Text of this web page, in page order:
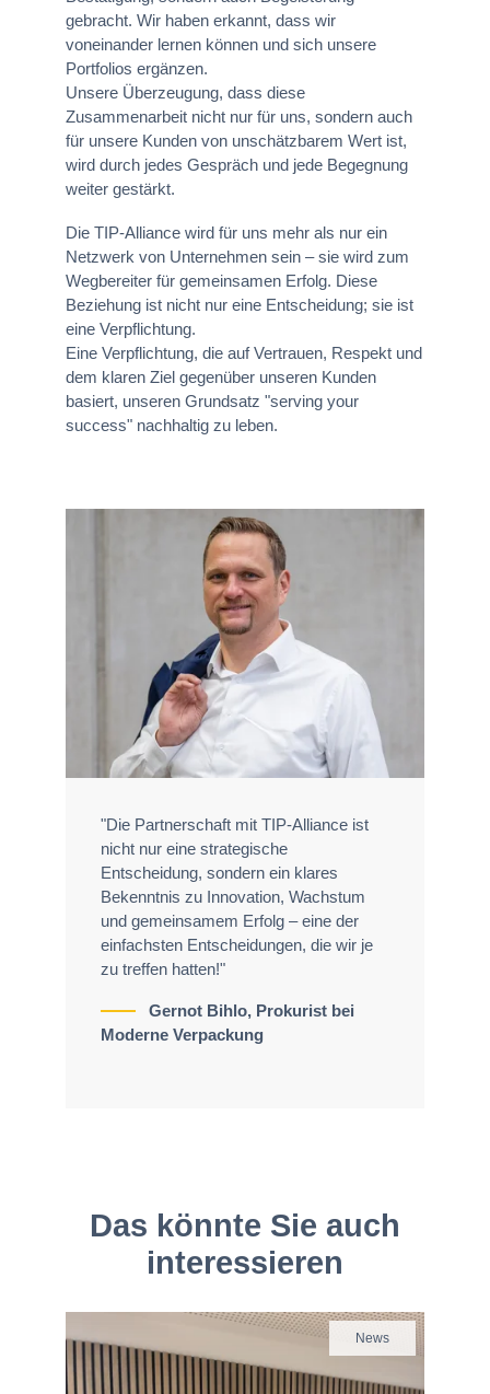
gebracht. Wir haben erkannt, dass wir
voneinander lernen können und sich unsere
Portfolios ergänzen.
Unsere Überzeugung, dass diese
Zusammenarbeit nicht nur für uns, sondern auch
für unsere Kunden von unschätzbarem Wert ist,
wird durch jedes Gespräch und jede Begegnung
weiter gestärkt.
Die TIP-Alliance wird für uns mehr als nur ein
Netzwerk von Unternehmen sein – sie wird zum
Wegbereiter für gemeinsamen Erfolg. Diese
Beziehung ist nicht nur eine Entscheidung; sie ist
eine Verpflichtung.
Eine Verpflichtung, die auf Vertrauen, Respekt und
dem klaren Ziel gegenüber unseren Kunden
basiert, unseren Grundsatz "serving your
success" nachhaltig zu leben.
"Die Partnerschaft mit TIP-Alliance ist
nicht nur eine strategische
Entscheidung, sondern ein klares
Bekenntnis zu Innovation, Wachstum
und gemeinsamem Erfolg – eine der
einfachsten Entscheidungen, die wir je
zu treffen hatten!"
Gernot Bihlo, Prokurist bei
Moderne Verpackung
Das könnte Sie auch
interessieren
News